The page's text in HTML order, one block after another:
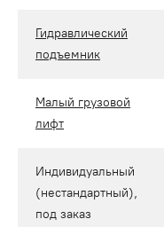
Гидравлический
подъемник
Малый грузовой
лифт
Индивидуальный
(нестандартный),
под заказ